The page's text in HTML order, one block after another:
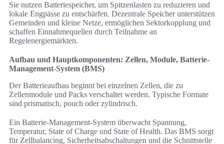
Sie nutzen Batteriespeicher, um Spitzenlasten zu reduzieren und
lokale Engpässe zu entschärfen. Dezentrale Speicher unterstützen
Gemeinden und kleine Netze, ermöglichen Sektorkopplung und
schaffen Einnahmequellen durch Teilnahme an
Regelenergiemärkten.
Aufbau und Hauptkomponenten: Zellen, Module, Batterie-
Management-System (BMS)
Der Batterieaufbau beginnt bei einzelnen Zellen, die zu
Zellenmodule und Packs verschaltet werden. Typische Formate
sind prismatisch, pouch oder zylindrisch.
Ein Batterie-Management-System überwacht Spannung,
Temperatur, State of Charge und State of Health. Das BMS sorgt
für Zellbalancing, Sicherheitsabschaltungen und die Schnittstelle